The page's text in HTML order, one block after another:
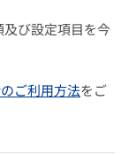
び設定項目を今
ご利用方法をご